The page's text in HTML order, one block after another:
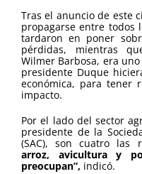
Tras el anuncio de este
propagarse entre todos
tardaron en poner
pérdidas, mientras
Wilmer Barbosa, era
presidente Duque
económica, para tener
impacto.
Por el lado del sector
presidente de la
(SAC), son cuatro las
arroz, avicultura y
preocupan”, indicó.